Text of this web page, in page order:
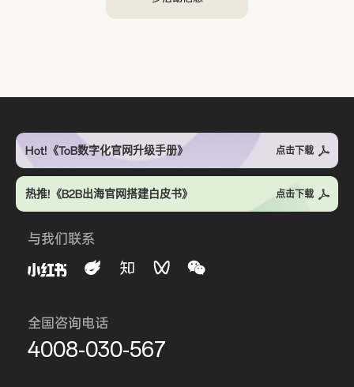
Hot!《ToB数字化官网升级手册》 点击下载
热推!《B2B出海官网搭建白皮书》 点击下载
与我们联系
全国咨询电话
4008-030-567